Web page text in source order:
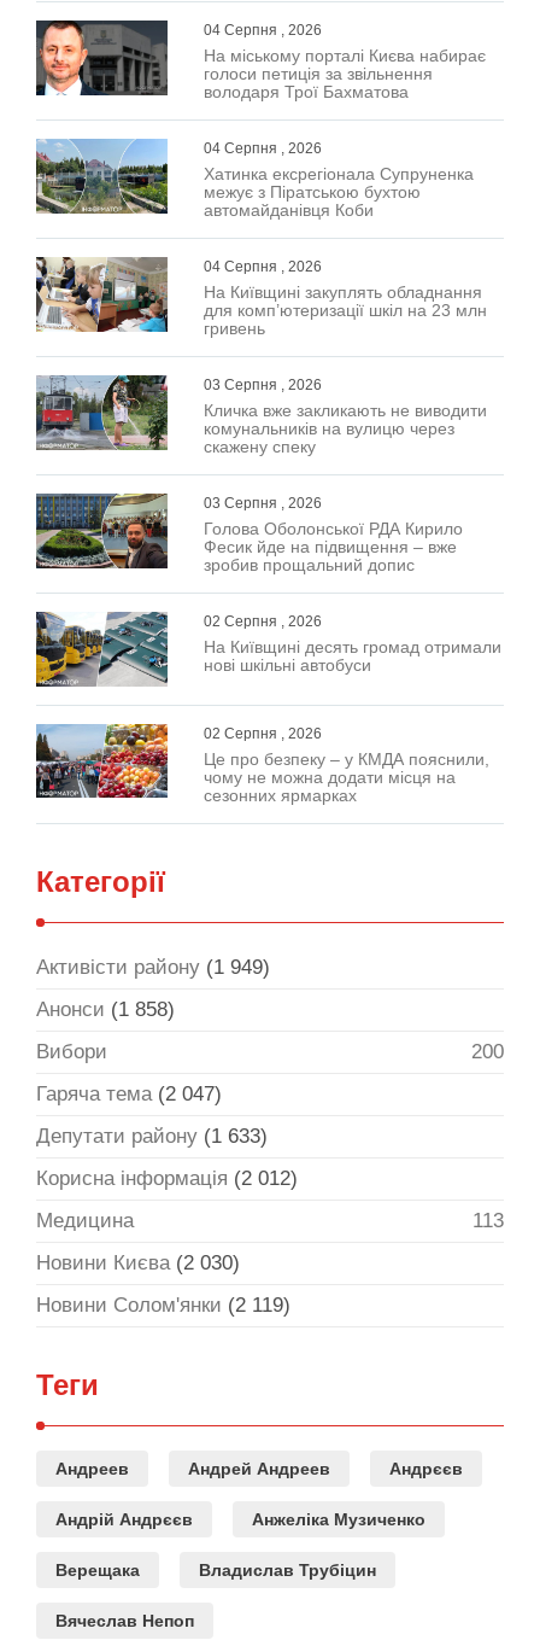
04 Серпня , 2026
На міському порталі Києва набирає
голоси петиція за звільнення
володаря Трої Бахматова
04 Серпня , 2026
Хатинка ексрегіонала Супруненка
межує з Піратською бухтою
автомайданівця Коби
04 Серпня , 2026
На Київщині закуплять обладнання
для комп’ютеризації шкіл на 23 млн
гривень
03 Серпня , 2026
Кличка вже закликають не виводити
комунальників на вулицю через
скажену спеку
03 Серпня , 2026
Голова Оболонської РДА Кирило
Фесик йде на підвищення – вже
зробив прощальний допис
02 Серпня , 2026
На Київщині десять громад отримали
нові шкільні автобуси
02 Серпня , 2026
Це про безпеку – у КМДА пояснили,
чому не можна додати місця на
сезонних ярмарках
Категорії
Активісти району (1 949)
Анонси (1 858)
Вибори
200
Гаряча тема(2 047)
Депутати району (1 633)
Корисна інформація (2 012)
Медицина
113
Новини Києва(2 030)
Новини Солом'янки (2 119)
Теги
Андреев Андрей Андреев Андрєєв
Андрій Андрєєв Анжеліка Музиченко
Верещака Владислав Трубіцин
Вячеслав Непоп